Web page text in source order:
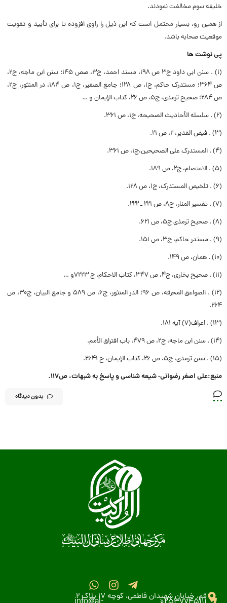
خلیفه سوم مخالفت نمودند.
از همین رو، بسیار محتمل است که این ذیل را راوى افزوده تا براى تأیید و تقویت
موقعیت صحابه باشد.
پى نوشت ها
(۱) . سنن ابى داود ج۳ ص ۱۹۸، مسند احمد، ج۳، صص ۱۴۵؛ سنن ابن ماجه، ج۲،
ص ۳۶۴؛ مستدرک حاکم، ج۱، ص ۱۲۸؛ جامع الصغیر، ج۱، ص ۱۸۴، در المنثور، ج۲،
ص ۲۸۴؛ صحیح ترمذى، ج۵، ص ۲۶، کتاب الإیمان و …
(۲) . سلسله الأحادیث الصحیحه، ج۱، ص ۳۶۱.
(۳) . فیض القدیر، ۲، ص ۲۱.
(۴) . المستدرک على الصحیحین،ج۱، ص ۳۶۱.
(۵) . الاعتصام، ج۲، ص ۱۸۹.
(۶) . تلخیص المستدرک، ج۱، ص ۱۲۸.
(۷) . تفسیر المنار، ج۸، ص ۲۲۱ ـ ۲۲۲.
(۸) . صحیح ترمذى ج۵، ص ۶۲۱.
(۹) . مستدر حاکم، ج۳، ص ۱۵۱.
(۱۰) . همان، ص ۱۴۹.
(۱۱) . صحیح بخارى، ج۴، ص ۳۴۷، کتاب الاحکام، ج ۷۲۲۳و …
(۱۲) . الصواعق المحرقه، ص ۹۶؛ الدر المنثور، ج۶، ص ۵۸۹ و جامع البیان، ج۳۰، ص
۲۶۴.
(۱۳) . اعراف(۷) آیه ۱۸۱.
(۱۴) . سنن ابن ماجه، ج۲، ص ۴۷۹، باب افتراق الأمم.
(۱۵) . سنن ترمذى، ج۵، ص ۲۶، کتاب الإیمان، ح ۲۶۴۱.
منبع:علی اصغر رضوانی- شیعه شناسی و پاسخ به شبهات، ص۱۱۷.
بدون دیدگاه
قم، خیابان شهیدان فاطمی، کوچه 17 پلاک 2